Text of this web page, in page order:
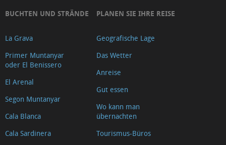
BUCHTEN UND STRÄNDE
La Grava
Primer Muntanyar
oder El Benissero
El Arenal
Segon Muntanyar
Cala Blanca
Cala Sardinera
PLANEN SIE IHRE REISE
Geografische Lage
Das Wetter
Anreise
Gut essen
Wo kann man
übernachten
Tourismus-Büros